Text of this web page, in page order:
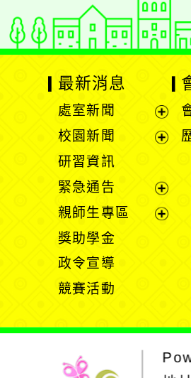
最新消息
處室新聞
展
開
單
校園新聞
選
單
研習資訊
緊急通告
展
開
親師生專區
獎助學金
政令宣導
競賽活動